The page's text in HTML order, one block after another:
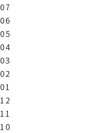
07
06
05
04
03
02
01
12
11
10